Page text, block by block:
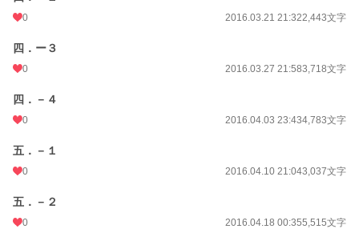
0 2016.03.21 21:322,443文字
四．ー３
0 2016.03.27 21:583,718文字
四．－４
0 2016.04.03 23:434,783文字
五．－１
0 2016.04.10 21:043,037文字
五．－２
0 2016.04.18 00:355,515文字